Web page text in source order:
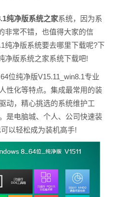
纯净版系统之家系统，因为系
非常不错，也值得大家的信
纯净版系统要去哪里下载呢?下
净版系统之家系统下载吧!
纯净版V15.11_win8.1专业
性化等特点。集成最常用的装
动，精心挑选的系统维护工
是电脑城、个人、公司快速装
以轻松成为装机高手!